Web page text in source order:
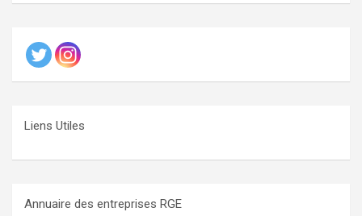
Liens Utiles
Annuaire des entreprises RGE